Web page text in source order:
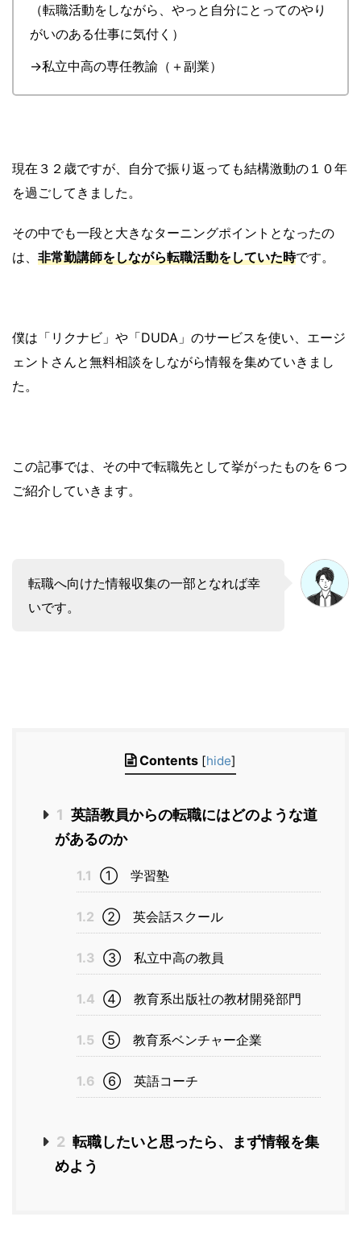
（転職活動をしながら、やっと自分にとってのやり
がいのある仕事に気付く）
→私立中高の専任教諭（＋副業）
現在３２歳ですが、自分で振り返っても結構激動の１０年
を過ごしてきました。
その中でも一段と大きなターニングポイントとなったの
は、 非常勤講師をしながら転職活動をしていた時です。
僕は「リクナビ」や「DUDA」のサービスを使い、エージ
ェントさんと無料相談をしながら情報を集めていきまし
た。
この記事では、その中で転職先として挙がったものを６つ
ご紹介していきます。
転職へ向けた情報収集の一部となれば幸
いです。
Contents [hide]
1 英語教員からの転職にはどのような道
があるのか
1.1 ① 学習塾
1.2 ② 英会話スクール
1.3 ③ 私立中高の教員
1.4 ④ 教育系出版社の教材開発部門
1.5 ⑤ 教育系ベンチャー企業
1.6 ⑥ 英語コーチ
2 転職したいと思ったら、まず情報を集
めよう